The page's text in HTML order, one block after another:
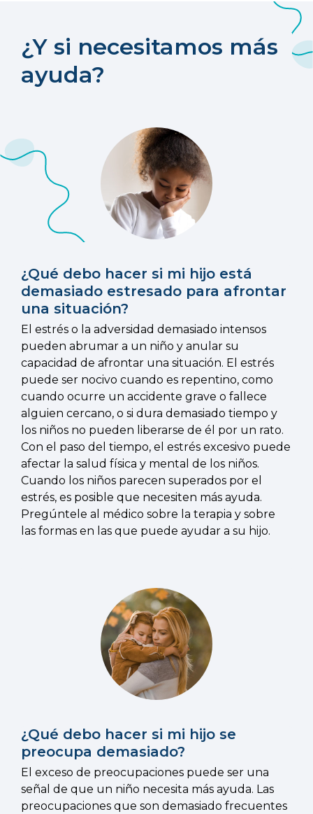
¿Y si necesitamos más
ayuda?
¿Qué debo hacer si mi hijo está
demasiado estresado para afrontar
una situación?
El estrés o la adversidad demasiado intensos
pueden abrumar a un niño y anular su
capacidad de afrontar una situación. El estrés
puede ser nocivo cuando es repentino, como
cuando ocurre un accidente grave o fallece
alguien cercano, o si dura demasiado tiempo y
los niños no pueden liberarse de él por un rato.
Con el paso del tiempo, el estrés excesivo puede
afectar la salud física y mental de los niños.
Cuando los niños parecen superados por el
estrés, es posible que necesiten más ayuda.
Pregúntele al médico sobre la terapia y sobre
las formas en las que puede ayudar a su hijo.
¿Qué debo hacer si mi hijo se
preocupa demasiado?
El exceso de preocupaciones puede ser una
señal de que un niño necesita más ayuda. Las
preocupaciones que son demasiado frecuentes